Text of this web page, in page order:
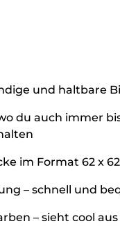
und haltbare
du auch immer
im Format 62 x
– schnell und
– sieht cool